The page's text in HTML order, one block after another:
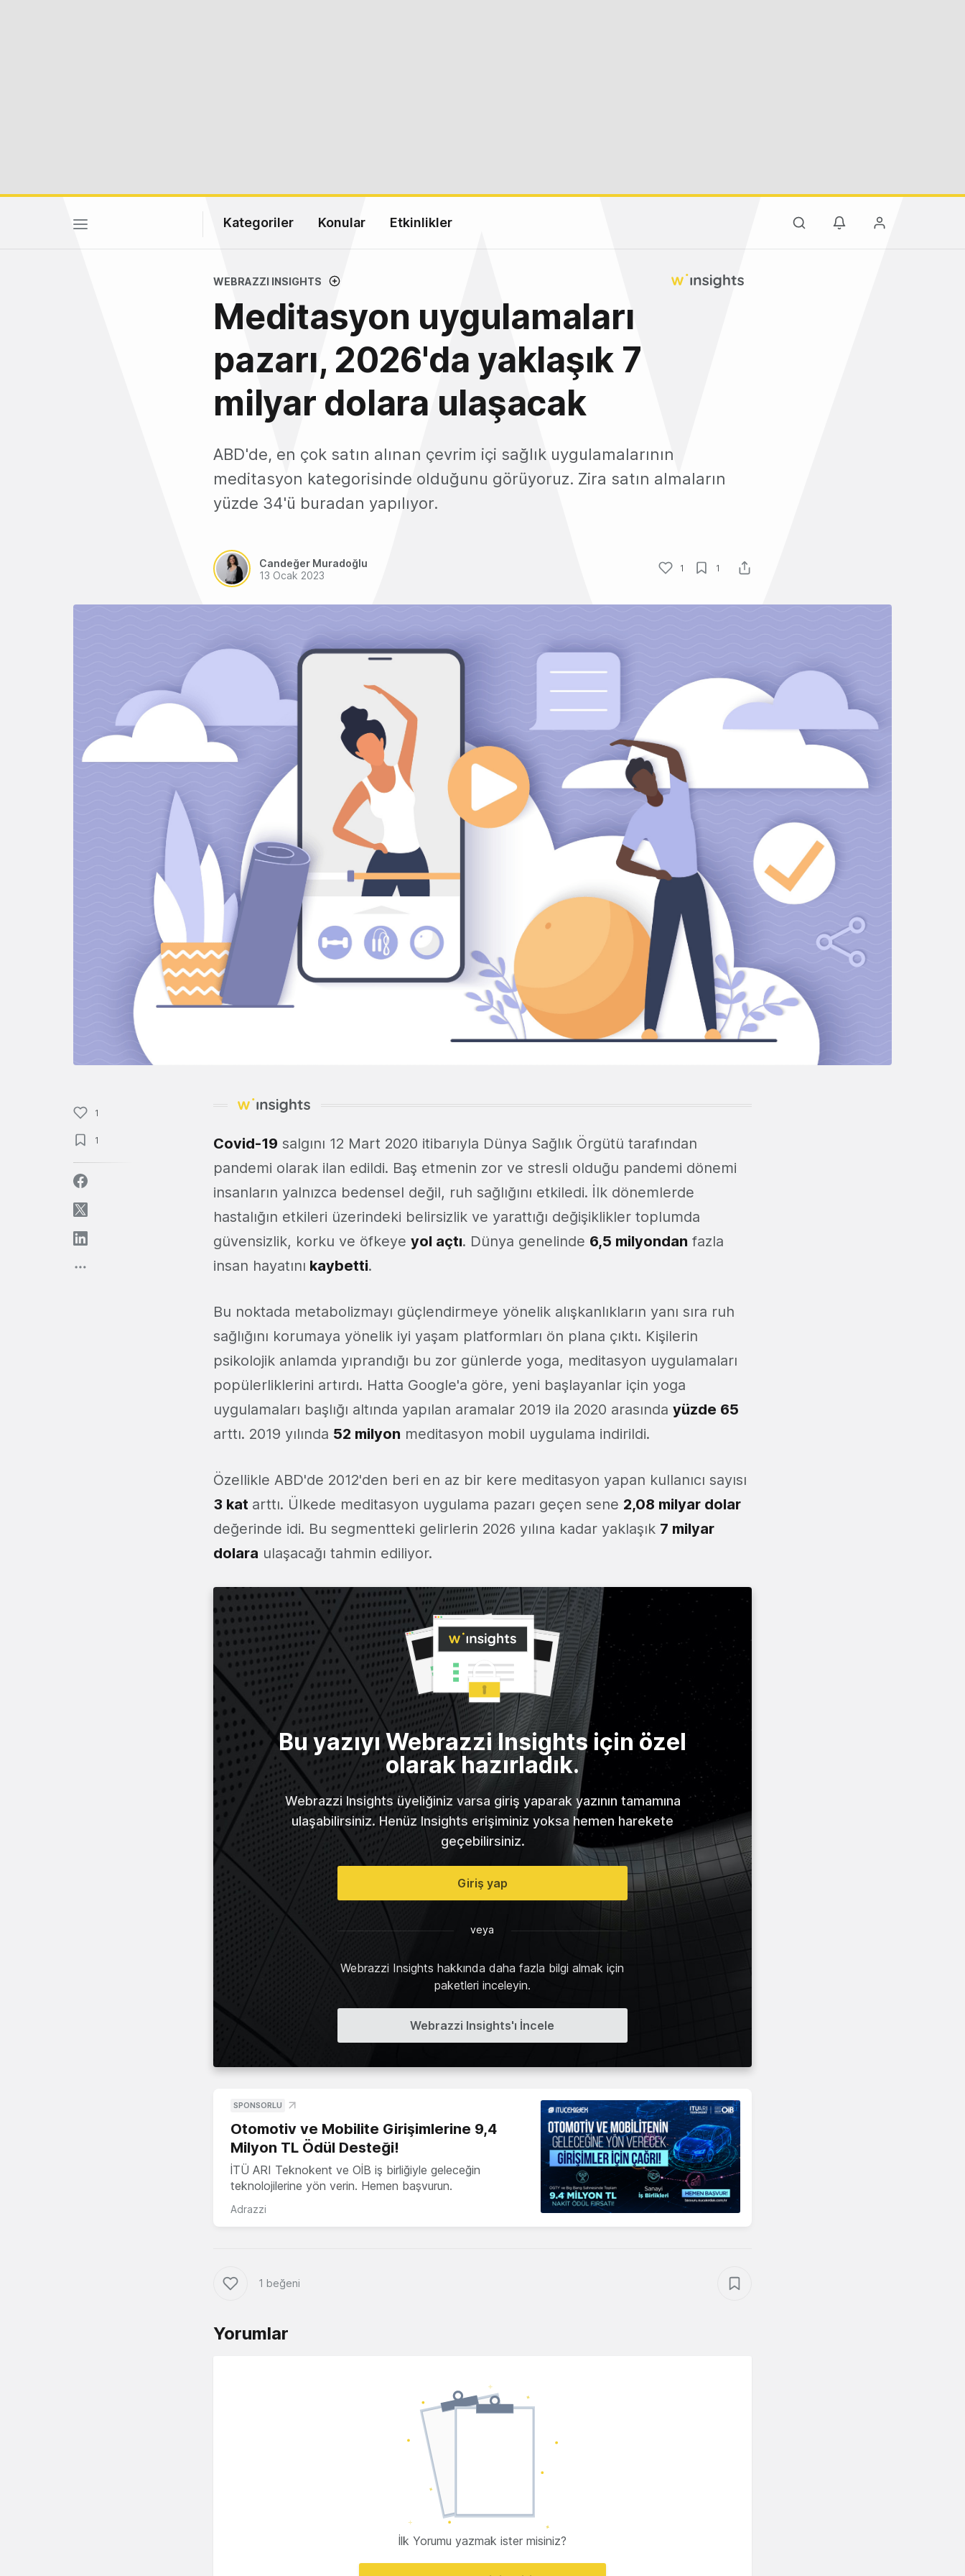
Kategoriler Konular Etkinlikler
WEBRAZZI INSIGHTS
Meditasyon uygulamaları
pazarı, 2026'da yaklaşık 7
milyar dolara ulaşacak
ABD'de, en çok satın alınan çevrim içi sağlık uygulamalarının
meditasyon kategorisinde olduğunu görüyoruz. Zira satın almaların
yüzde 34'ü buradan yapılıyor.
Candeğer Muradoğlu
13 Ocak 2023
1 1
1
1 Covid-19 salgını 12 Mart 2020 itibarıyla Dünya Sağlık Örgütü tarafından
pandemi olarak ilan edildi. Baş etmenin zor ve stresli olduğu pandemi dönemi
insanların yalnızca bedensel değil, ruh sağlığını etkiledi. İlk dönemlerde
hastalığın etkileri üzerindeki belirsizlik ve yarattığı değişiklikler toplumda
güvensizlik, korku ve öfkeye yol açtı. Dünya genelinde 6,5 milyondan fazla
insan hayatını kaybetti.
Bu noktada metabolizmayı güçlendirmeye yönelik alışkanlıkların yanı sıra ruh
sağlığını korumaya yönelik iyi yaşam platformları ön plana çıktı. Kişilerin
psikolojik anlamda yıprandığı bu zor günlerde yoga, meditasyon uygulamaları
popülerliklerini artırdı. Hatta Google'a göre, yeni başlayanlar için yoga
uygulamaları başlığı altında yapılan aramalar 2019 ila 2020 arasında yüzde 65
arttı. 2019 yılında 52 milyon meditasyon mobil uygulama indirildi.
Özellikle ABD'de 2012'den beri en az bir kere meditasyon yapan kullanıcı sayısı
3 kat arttı. Ülkede meditasyon uygulama pazarı geçen sene 2,08 milyar dolar
değerinde idi. Bu segmentteki gelirlerin 2026 yılına kadar yaklaşık 7 milyar
dolara ulaşacağı tahmin ediliyor.
Bu yazıyı Webrazzi Insights için özel
olarak hazırladık.
Webrazzi Insights üyeliğiniz varsa giriş yaparak yazının tamamına
ulaşabilirsiniz. Henüz Insights erişiminiz yoksa hemen harekete
geçebilirsiniz.
Giriş yap
veya
Webrazzi Insights hakkında daha fazla bilgi almak için
paketleri inceleyin.
Webrazzi Insights'ı İncele
SPONSORLU
Otomotiv ve Mobilite Girişimlerine 9,4
Milyon TL Ödül Desteği!
İTÜ ARI Teknokent ve OİB iş birliğiyle geleceğin
teknolojilerine yön verin. Hemen başvurun.
Adrazzi
1 beğeni
Yorumlar
İlk Yorumu yazmak ister misiniz?